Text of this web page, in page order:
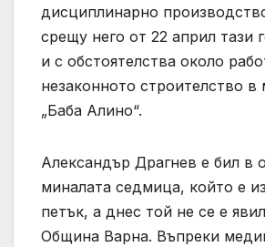
дисциплинарно
срещу него от 22 април тази
и с обстоятелства около
незаконното строителство в
„Баба Алино“.
Александър Драгнев е бил в
миналата седмица, който е
петък, а днес той не се е
Община Варна. Въпреки